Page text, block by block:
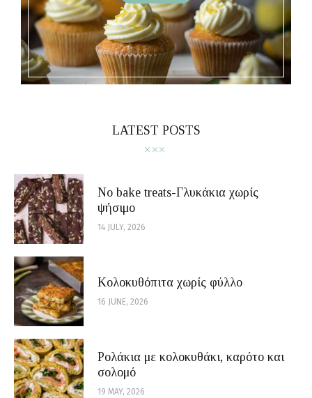
LATEST POSTS
No bake treats-Γλυκάκια χωρίς
ψήσιμο
14 JULY, 2026
Κολοκυθόπιτα χωρίς φύλλο
16 JUNE, 2026
Ρολάκια με κολοκυθάκι, καρότο και
σολομό
19 MAY, 2026